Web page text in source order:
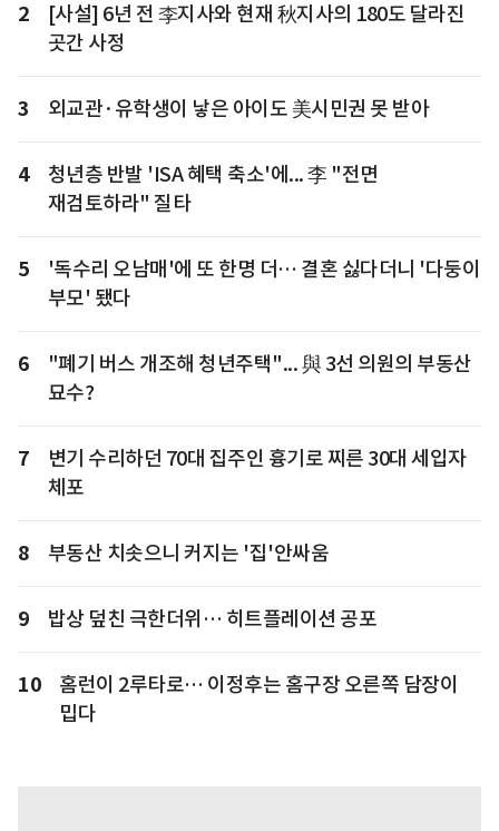
2
[사설] 6년 전 李지사와 현재 秋지사의 180도 달라진
곳간 사정
3 외교관·유학생이 낳은 아이도 美시민권 못 받아
4
청년층 반발 'ISA 혜택 축소'에... 李 "전면
재검토하라" 질타
5
'독수리 오남매'에 또 한명 더… 결혼 싫다더니 '다둥이
부모' 됐다
6
"폐기 버스 개조해 청년주택"... 與 3선 의원의 부동산
묘수?
7
변기 수리하던 70대 집주인 흉기로 찌른 30대 세입자
체포
8 부동산 치솟으니 커지는 '집'안싸움
9 밥상 덮친 극한더위… 히트플레이션 공포
10
홈런이 2루타로… 이정후는 홈구장 오른쪽 담장이
밉다